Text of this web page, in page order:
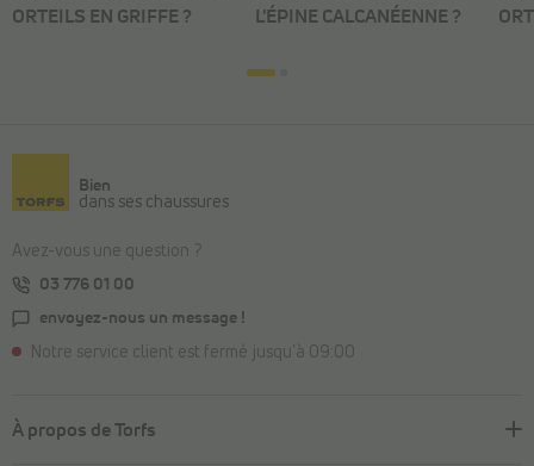
ORTEILS EN GRIFFE ?
L'ÉPINE CALCANÉENNE ?
Bien
dans ses chaussures
Avez-vous une question ?
03 776 01 00
envoyez-nous un message !
Notre service client est fermé jusqu'à 09:00
À propos de Torfs